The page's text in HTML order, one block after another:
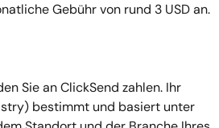
Gebühr von rund 3 USD an.
Sie an ClickSend zahlen. Ihr
bestimmt und basiert unter